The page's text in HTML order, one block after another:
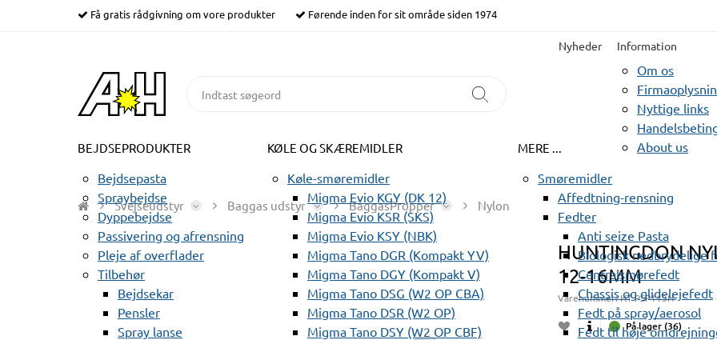
Få gratis rådgivning om vore produkter Førende inden for sit område siden 1974
Nyheder Information
Om os
Nyttige links
About us
BEJDSEPRODUKTER
Bejdsepasta
Spraybejdse
Dyppebejdse
Passivering og afrensning
Pleje af overflader
Tilbehør
Bejdsekar
Pensler
Spray lanse
KØLE OG SKÆREMIDLER
Køle-smøremidler
Migma Evio KGY (DK 12)
Migma Evio KSR (SKS)
Migma Evio KSY (NBK)
Migma Tano DGR (Kompakt YV)
Migma Tano DGY (Kompakt V)
Migma Tano DSG (W2 OP CBA)
Migma Tano DSR (W2 OP)
Migma Tano DSY (W2 OP CBF)
MERE ...
Smøremidler
Affedtning-rensning
Fedter
Anti seize Pasta
Biologisk nedbrydelige
Centralsmørefedt
Chassis og glidelejefedt
Fedt på spray/aerosol
Fedt til høje
Svejseudstyr Baggas udstyr BaggasPropper Nylon
HUNTINGDON
12-16MM
Varenummer:HT PSP113H
På lager (36)